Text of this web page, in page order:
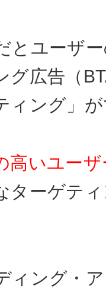
とユーザ
グ広告（
ィング」
高いユー
ターゲテ
ィング・